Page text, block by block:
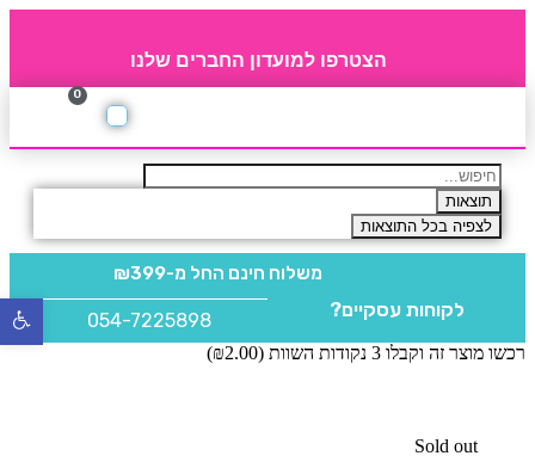
הצטרפו למועדון החברים שלנו
0
תוצאות
לצפיה בכל התוצאות
משלוח חינם החל מ-₪399
לקוחות עסקיים? 054-7225898
רכשו מוצר זה וקבלו 3 נקודות השוות ( ₪2.00
)
Sold out
פתח